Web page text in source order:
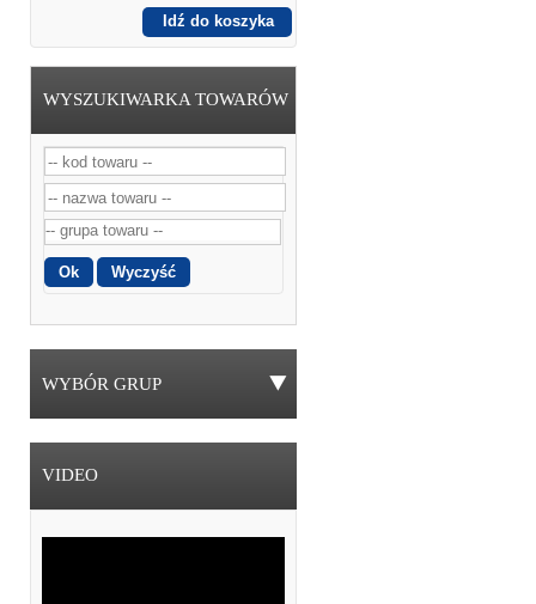
Idź do koszyka
WYSZUKIWARKA TOWARÓW
WYBÓR GRUP
VIDEO